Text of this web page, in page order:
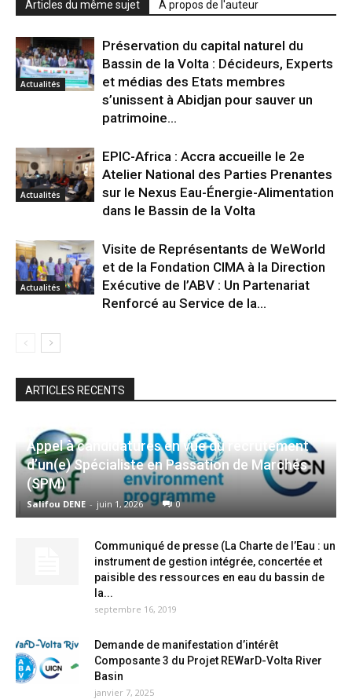
Articles du même sujet A propos de l'auteur
Actualités
Préservation du capital naturel du
Bassin de la Volta : Décideurs, Experts
et médias des Etats membres
s’unissent à Abidjan pour sauver un
patrimoine...
Actualités
EPIC-Africa : Accra accueille le 2e
Atelier National des Parties Prenantes
sur le Nexus Eau-Énergie-Alimentation
dans le Bassin de la Volta
Actualités
Visite de Représentants de WeWorld
et de la Fondation CIMA à la Direction
Exécutive de l’ABV : Un Partenariat
Renforcé au Service de la...
ARTICLES RECENTS
Appel à candidatures en vue du recrutement
d’un(e) Spécialiste en Passation de Marchés
(SPM)
Salifou DENE - juin 1, 2026 0
Communiqué de presse (La Charte de l’Eau : un
instrument de gestion intégrée, concertée et
paisible des ressources en eau du bassin de
la...
septembre 16, 2019
Demande de manifestation d’intérêt
Composante 3 du Projet REWarD-Volta River
Basin
janvier 7, 2025